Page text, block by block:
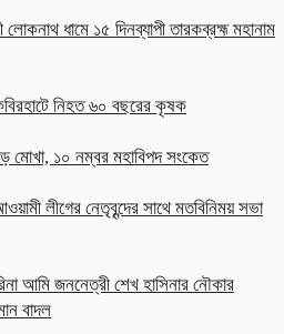
লোকনাথ ধামে ১৫ দিনব্যাপী তারকব্রহ্ম মহানাম
নিহত ৬০ বছরের কৃষক
মোখা, ১০ নম্বর মহাবিপদ সংকেত
লীগের নেতৃবৃন্দের সাথে মতবিনিময় সভা
আমি জননেত্রী শেখ হাসিনার নৌকার
বাদল